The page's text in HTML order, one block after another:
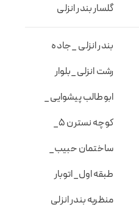
گلسار بندر انزلی
بندر انزلی _جاده
رشت انزلی_بلوار
ابوطالب پیشوایی_
کوچه نسترن 5_
ساختمان حبیب_
طبقه اول_اتوبار
منظریه بندر انزلی